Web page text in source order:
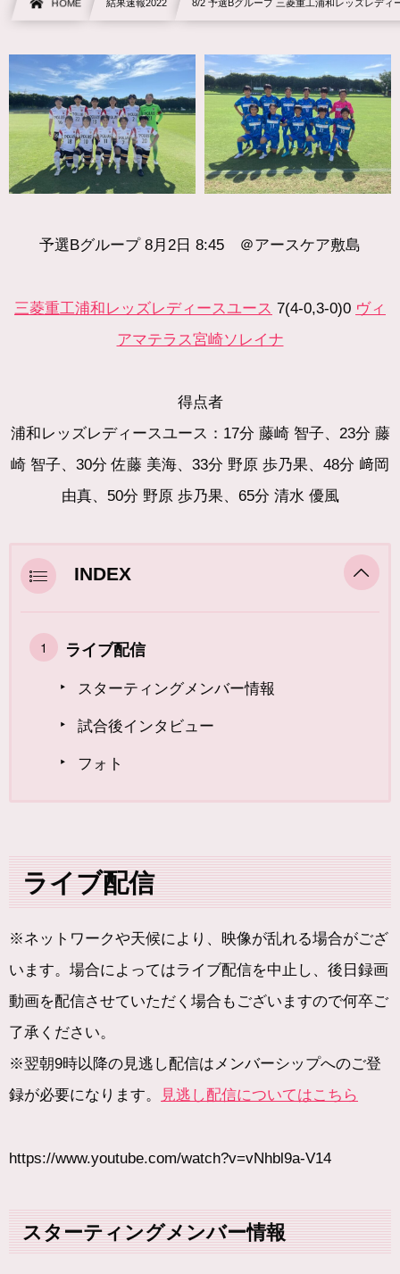
HOME 結果速報2022 8/2 予選Bグループ 三菱重工浦和レッズレデ
予選Bグループ 8月2日 8:45 ＠アースケア敷島
三菱重工浦和レッズレディースユース 7(4-0,3-0)0 ヴィ
アマテラス宮崎ソレイナ
得点者
浦和レッズレディースユース：17分 藤崎 智子、23分 藤
崎 智子、30分 佐藤 美海、33分 野原 歩乃果、48分 﨑岡
由真、50分 野原 歩乃果、65分 清水 優風
INDEX
ライブ配信
スターティングメンバー情報
試合後インタビュー
フォト
ライブ配信
※ネットワークや天候により、映像が乱れる場合がござ
います。場合によってはライブ配信を中止し、後日録画
動画を配信させていただく場合もございますので何卒ご
了承ください。
※翌朝9時以降の見逃し配信はメンバーシップへのご登
録が必要になります。
見逃し配信についてはこちら
https://www.youtube.com/watch?v=vNhbl9a-V14
スターティングメンバー情報